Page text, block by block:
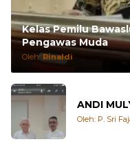
Kelas Pemilu
Pengawas Muda
Oleh:Rinaldi
ANDI
Oleh: P. Sri